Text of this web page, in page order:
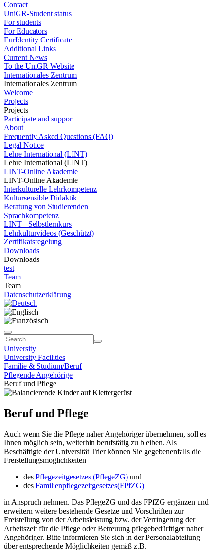
Contact
UniGR-Student status
For students
For Educators
EurIdentity Certificate
Additional Links
Current News
To the UniGR Website
Internationales Zentrum
Internationales Zentrum
Welcome
Projects
Projects
Participate and support
About
Frequently Asked Questions (FAQ)
Legal Notice
Lehre International (LINT)
Lehre International (LINT)
LINT-Online Akademie
LINT-Online Akademie
Interkulturelle Lehrkompetenz
Kultursensible Didaktik
Beratung von Studierenden
Sprachkompetenz
LINT+ Selbstlernkurs
Lehrkulturvideos (Geschützt)
Zertifikatsregelung
Downloads
Downloads
test
Team
Team
Datenschutzerklärung
University
University Facilities
Familie & Studium/Beruf
Pflegende Angehörige
Beruf und Pflege
Beruf und Pflege
Auch wenn Sie die Pflege naher Angehöriger übernehmen, soll es
Ihnen möglich sein, weiterhin berufstätig zu bleiben. Als
Beschäftigte der Universität Trier können Sie gegebenenfalls die
Freistellungsmöglichkeiten
des Pflegezeitgesetzes (PflegeZG) und
des Familienpflegezeitgesetzes(FPfZG)
in Anspruch nehmen. Das PflegeZG und das FPfZG ergänzen und
erweitern weitere bestehende Gesetze und Vorschriften zur
Freistellung von der Arbeitsleistung bzw. der Verringerung der
Arbeitszeit für die Pflege oder Betreuung pflegebedürftiger naher
Angehöriger. Bitte informieren Sie sich in der Personalabteilung
über entsprechende Möglichkeiten gemäß z.B.